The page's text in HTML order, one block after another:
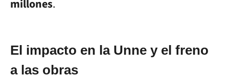
millones.
El impacto en la Unne y el freno
a las obras